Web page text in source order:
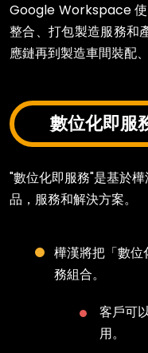
Google Workspace
整合、打包製造服務和
應鏈再到製造車間裝配
數位化即服
"數位化即服務"是基於
品，服務和解決方案。
樺漢將把「數
務組合。
客戶可
用。